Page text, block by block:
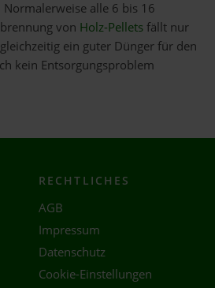
alle 6 bis 16
von Holz-Pelletsfällt nur
ein guter Dünger für den
kein Entsorgungsproblem
RECHTLICHES
AGB
Impressum
Datenschutz
Cookie-Einstellungen